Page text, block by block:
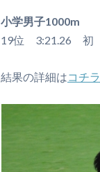
小学男子1000m
19位 3:21.26 初
結果の詳細はコチラ